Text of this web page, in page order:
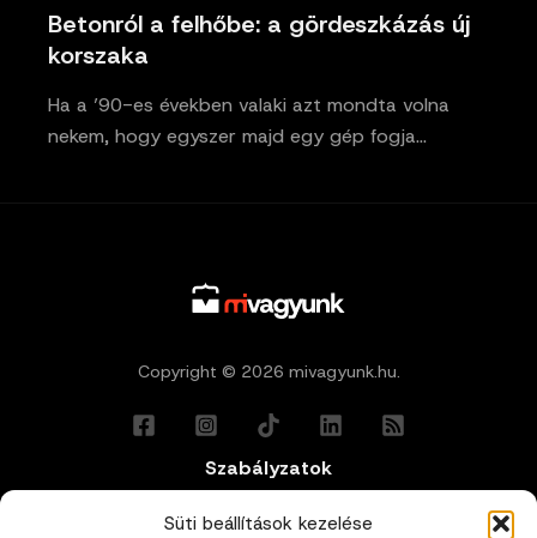
Süti beállítások kezelése
Betonról a felhőbe: a gördeszkázás új
korszaka
Ha a ’90-es években valaki azt mondta volna
nekem, hogy egyszer majd egy gép fogja…
Copyright © 2026 mivagyunk.hu.
Szabályzatok
Általános Felhasználási Feltételek